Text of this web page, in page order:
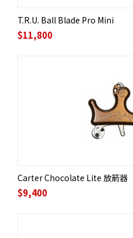
T.R.U. Ball Blade Pro Mini
$11,800
Carter Chocolate Lite 放箭器
$9,400